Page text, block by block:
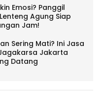
Emosi? Panggil
Agung Siap
Jam!
Sering Mati? Ini Jasa
Jakarta
Datang